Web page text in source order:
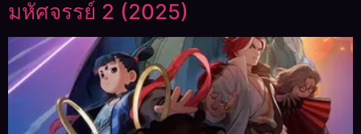
มหัศจรรย์ 2 (2025)